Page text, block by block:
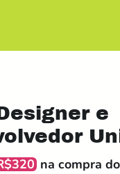
e
na compra